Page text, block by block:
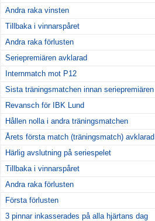
Andra raka vinsten
Tillbaka i vinnarspåret
Andra raka förlusten
Seriepremiären avklarad
Internmatch mot P12
Sista träningsmatchen innan seriepremiären
Revansch för IBK Lund
Hållen nolla i andra träningsmatchen
Årets första match (träningsmatch) avklarad
Härlig avslutning på seriespelet
Tillbaka i vinnarspåret
Andra raka förlusten
Första förlusten
3 pinnar inkasserades på alla hjärtans dag